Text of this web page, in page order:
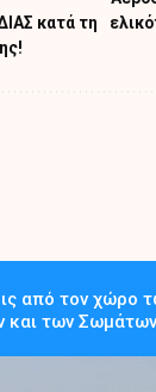
κατά τη
από τον χώρο
και των